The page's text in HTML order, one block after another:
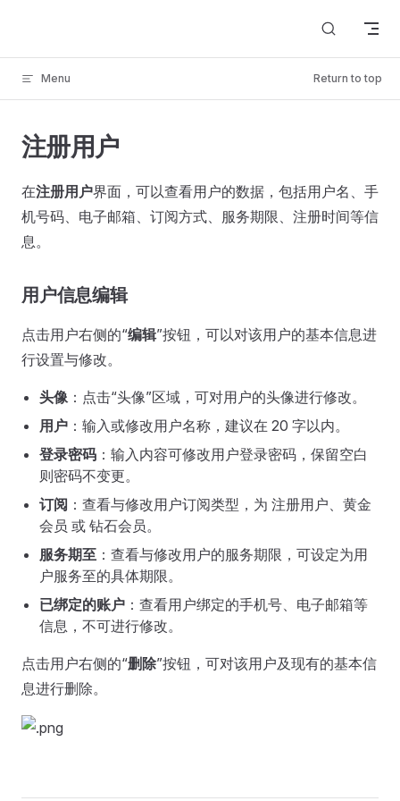
Menu Return to top
注册用户
在注册用户界面，可以查看用户的数据，包括用户名、手
机号码、电子邮箱、订阅方式、服务期限、注册时间等信
息。
用户信息编辑
点击用户右侧的“编辑”按钮，可以对该用户的基本信息进
行设置与修改。
头像：点击“头像”区域，可对用户的头像进行修改。
用户 ：输入或修改用户名称，建议在 20 字以内。
登录密码 ：输入内容可修改用户登录密码，保留空白
则密码不变更。
订阅 ：查看与修改用户订阅类型，为 注册用户、黄金
会员 或 钻石会员。
服务期至 ：查看与修改用户的服务期限，可设定为用
户服务至的具体期限。
已绑定的账户 ：查看用户绑定的手机号、电子邮箱等
信息，不可进行修改。
点击用户右侧的“删除”按钮，可对该用户及现有的基本信
息进行删除。